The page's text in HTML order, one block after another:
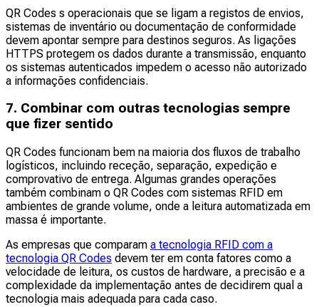
QR Codes s operacionais que se ligam a registos de envios,
sistemas de inventário ou documentação de conformidade
devem apontar sempre para destinos seguros. As ligações
HTTPS protegem os dados durante a transmissão, enquanto
os sistemas autenticados impedem o acesso não autorizado
a informações confidenciais.
7. Combinar com outras tecnologias sempre
que fizer sentido
QR Codes funcionam bem na maioria dos fluxos de trabalho
logísticos, incluindo receção, separação, expedição e
comprovativo de entrega. Algumas grandes operações
também combinam o QR Codes com sistemas RFID em
ambientes de grande volume, onde a leitura automatizada em
massa é importante.
As empresas que comparam a tecnologia RFID com a
tecnologia QR Codes devem ter em conta fatores como a
velocidade de leitura, os custos de hardware, a precisão e a
complexidade da implementação antes de decidirem qual a
tecnologia mais adequada para cada caso.